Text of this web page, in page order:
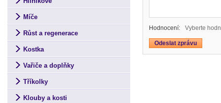
Hodnocení: Vyberte
Míče
Růst a regenerace
Kostka
Vařiče a doplňky
Tříkolky
Klouby a kosti